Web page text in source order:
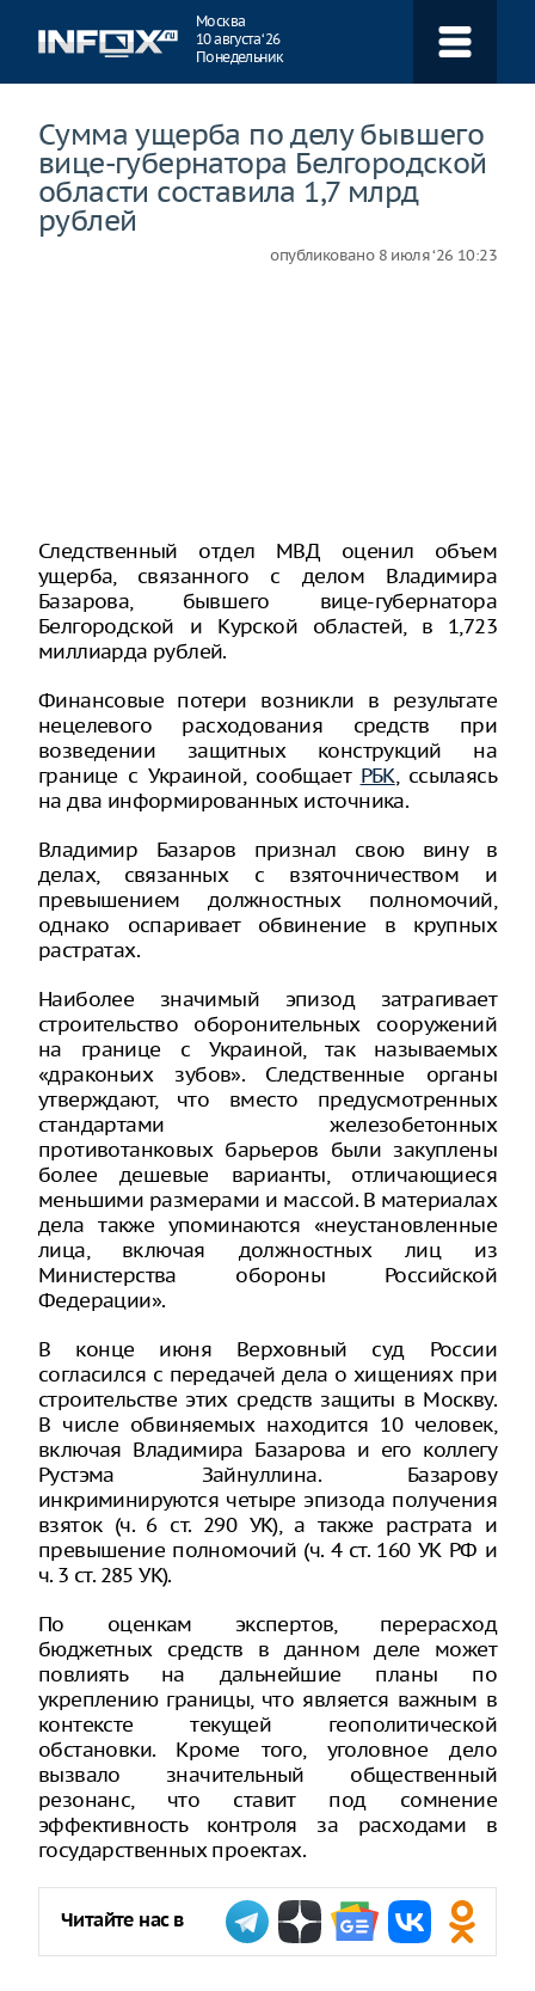
Москва
10 августа ‘26
Понедельник
Сумма ущерба по делу бывшего
вице-губернатора Белгородской
области составила 1,7 млрд
рублей
опубликовано 8 июля ‘26 10:23
Следственный отдел МВД оценил объем
ущерба, связанного с делом Владимира
Базарова, бывшего вице-губернатора
Белгородской и Курской областей, в 1,723
миллиарда рублей.
Финансовые потери возникли в результате
нецелевого расходования средств при
возведении защитных конструкций на
границе с Украиной, сообщает РБК, ссылаясь
на два информированных источника.
Владимир Базаров признал свою вину в
делах, связанных с взяточничеством и
превышением должностных полномочий,
однако оспаривает обвинение в крупных
растратах.
Наиболее значимый эпизод затрагивает
строительство оборонительных сооружений
на границе с Украиной, так называемых
«драконьих зубов». Следственные органы
утверждают, что вместо предусмотренных
стандартами железобетонных
противотанковых барьеров были закуплены
более дешевые варианты, отличающиеся
меньшими размерами и массой. В материалах
дела также упоминаются «неустановленные
лица, включая должностных лиц из
Министерства обороны Российской
Федерации».
В конце июня Верховный суд России
согласился с передачей дела о хищениях при
строительстве этих средств защиты в Москву.
В числе обвиняемых находится 10 человек,
включая Владимира Базарова и его коллегу
Рустэма Зайнуллина. Базарову
инкриминируются четыре эпизода получения
взяток (ч. 6 ст. 290 УК), а также растрата и
превышение полномочий (ч. 4 ст. 160 УК РФ и
ч. 3 ст. 285 УК).
По оценкам экспертов, перерасход
бюджетных средств в данном деле может
повлиять на дальнейшие планы по
укреплению границы, что является важным в
контексте текущей геополитической
обстановки. Кроме того, уголовное дело
вызвало значительный общественный
резонанс, что ставит под сомнение
эффективность контроля за расходами в
государственных проектах.
Читайте нас в